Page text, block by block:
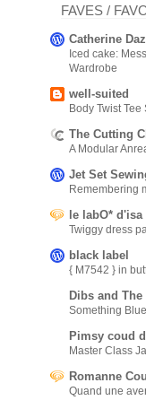
FAVES /
Catherine
Iced cake:
Wardrobe
well-suited
Body Twist
The Cutting
A Modular
Jet Set
Remembering
le labO* d'isa
Twiggy dress
black label
{ M7542 } in
Dibs and
Something
Pimsy coud
Master Class
Romanne
Quand une